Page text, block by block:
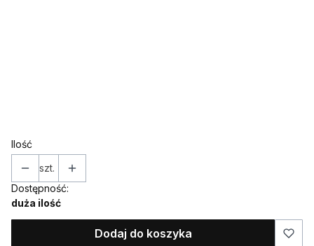
Ilość
szt.
Dostępność:
duża ilość
Dodaj do koszyka